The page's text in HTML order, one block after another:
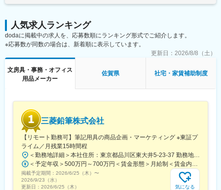
題に応じて最適なソリューションを提供します。
■組織構成
営業部門はエリアごとに構成され、若手からベテランまで幅広い
■業務の魅力
社会変化に対応した新しい働き方や学びの場の創造に貢献できる
■教育体制
OJTを中心に3～4ヶ月の研修や中途入社者向けの集合研修、e-
learning、通信教育補助など学びの機会が充実し、資格取得支援
や優良社員向け海外研修も用意されています。
■想定されるキャリアパス
エリア営業の経験を積んだ後、希望や実績次第で総合職やマネジ
メント職などへのキャリアアップも可能です。
人気求人ランキング
dodaに掲載中の求人を、応募数順にランキング形式でご紹介します。
※応募数が同数の場合は、新着順に表示しています。
更新日： 2026/8/8（土）
文房具・事務・オフィス
用品メーカー
佐賀県 社宅・家賃補助制度
三菱鉛筆株式会社
【リモート勤務可】筆記用具の商品企画・マーケティング ※東証プ
ライム／月残業15時間程
＜勤務地詳細＞本社住所：東京都品川区東大井5-23-37 勤務地最寄駅：大井町/りんかい/京浜東北線／大井町駅受動喫煙対策：屋内全面禁煙変更の範囲：無
＜予定年収＞500万円～700万円＜賃金形態＞月給制＜賃金内訳＞月額（基本給）：300,000円～370,000円＜月給＞300,000円～370,000円＜昇給有無＞有＜残業手当＞有＜給与補足＞■賞与あり：年2回■残業手当（残業時間に応じて別途支給）賃金はあくまでも目安の金額であり、選考を通じて上下する可能性があります。月給(月額)は固定手当を含めた表記です。
掲載予定期間： 2026/6/25（木） 〜
2026/9/23（水）
更新日： 2026/6/25（木） 気になる